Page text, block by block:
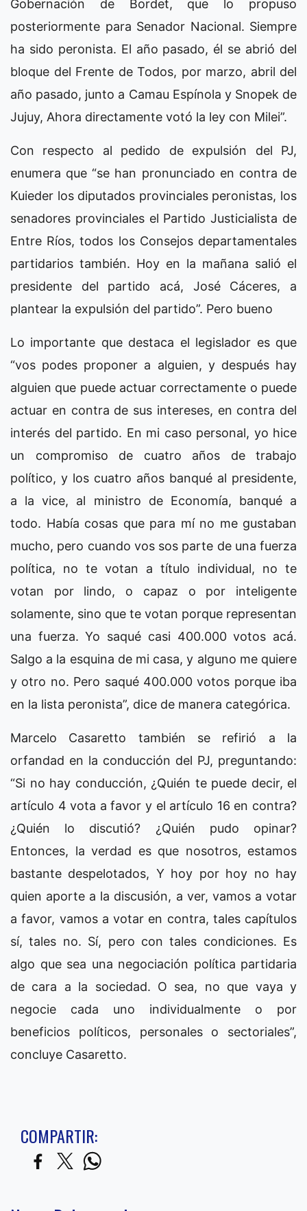
Gobernación de Bordet, que lo propuso
posteriormente para Senador Nacional. Siempre
ha sido peronista. El año pasado, él se abrió del
bloque del Frente de Todos, por marzo, abril del
año pasado, junto a Camau Espínola y Snopek de
Jujuy, Ahora directamente votó la ley con Milei”.
Con respecto al pedido de expulsión del PJ,
enumera que “se han pronunciado en contra de
Kuieder los diputados provinciales peronistas, los
senadores provinciales el Partido Justicialista de
Entre Ríos, todos los Consejos departamentales
partidarios también. Hoy en la mañana salió el
presidente del partido acá, José Cáceres, a
plantear la expulsión del partido”. Pero bueno
Lo importante que destaca el legislador es que
“vos podes proponer a alguien, y después hay
alguien que puede actuar correctamente o puede
actuar en contra de sus intereses, en contra del
interés del partido. En mi caso personal, yo hice
un compromiso de cuatro años de trabajo
político, y los cuatro años banqué al presidente,
a la vice, al ministro de Economía, banqué a
todo. Había cosas que para mí no me gustaban
mucho, pero cuando vos sos parte de una fuerza
política, no te votan a título individual, no te
votan por lindo, o capaz o por inteligente
solamente, sino que te votan porque representan
una fuerza. Yo saqué casi 400.000 votos acá.
Salgo a la esquina de mi casa, y alguno me quiere
y otro no. Pero saqué 400.000 votos porque iba
en la lista peronista”, dice de manera categórica.
Marcelo Casaretto también se refirió a la
orfandad en la conducción del PJ, preguntando:
“Si no hay conducción, ¿Quién te puede decir, el
artículo 4 vota a favor y el artículo 16 en contra?
¿Quién lo discutió? ¿Quién pudo opinar?
Entonces, la verdad es que nosotros, estamos
bastante despelotados, Y hoy por hoy no hay
quien aporte a la discusión, a ver, vamos a votar
a favor, vamos a votar en contra, tales capítulos
sí, tales no. Sí, pero con tales condiciones. Es
algo que sea una negociación política partidaria
de cara a la sociedad. O sea, no que vaya y
negocie cada uno individualmente o por
beneficios políticos, personales o sectoriales”,
concluye Casaretto.
COMPARTIR: